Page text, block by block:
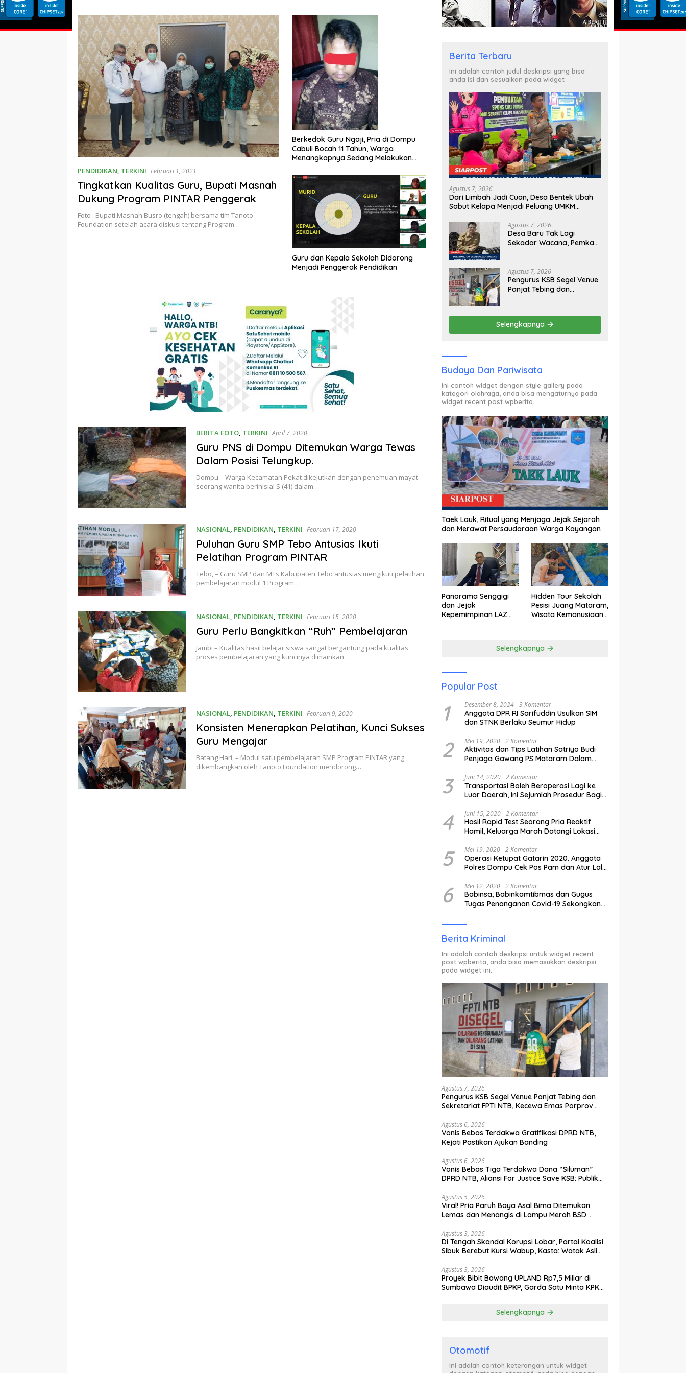
Bantuan Tak Kunjung Tuntas
PENDIDIKAN, TERKINI Februari 1, 2021
Tingkatkan Kualitas Guru, Bupati Masnah
Dukung Program PINTAR Penggerak
Foto : Bupati Masnah Busro (tengah) bersama tim Tanoto
Foundation setelah acara diskusi tentang Program…
Berkedok Guru Ngaji, Pria di Dompu
Cabuli Bocah 11 Tahun, Warga
Menangkapnya Sedang Melakukan
Guru dan Kepala Sekolah Didorong
Menjadi Penggerak Pendidikan
BERITA FOTO, TERKINI April 7, 2020
Guru PNS di Dompu Ditemukan Warga Tewas
Dalam Posisi Telungkup.
Dompu – Warga Kecamatan Pekat dikejutkan dengan penemuan mayat
seorang wanita berinisial S (41) dalam…
NASIONAL PENDIDIKAN TERKINI Februari 17, 2020
Puluhan Guru SMP Tebo Antusias Ikuti
Pelatihan Program PINTAR
Tebo, – Guru SMP dan MTs Kabupaten Tebo antusias mengikuti pelatihan
pembelajaran modul 1 Program…
NASIONAL, PENDIDIKAN, TERKINI Februari 15, 2020
Guru Perlu Bangkitkan “Ruh” Pembelajaran
Jambi – Kualitas hasil belajar siswa sangat bergantung pada kualitas
proses pembelajaran yang kuncinya dimainkan…
NASIONAL, PENDIDIKAN, TERKINI Februari 9, 2020
Konsisten Menerapkan Pelatihan, Kunci Sukses
Guru Mengajar
Batang Hari, – Modul satu pembelajaran SMP Program PINTAR yang
dikembangkan oleh Tanoto Foundation mendorong…
Berita Terbaru
Ini adalah contoh judul deskripsi yang bisa
anda isi dan sesuaikan pada widget
Agustus 7, 2026
Dari Limbah Jadi Cuan, Desa Bentek Ubah
Sabut Kelapa Menjadi Peluang UMKM
Agustus 7, 2026
Desa Baru Tak Lagi
Sekadar Wacana, Pemkab
Agustus 7, 2026
Pengurus KSB Segel Venue
Panjat Tebing dan
Beralih Ke Dompu
Selengkapnya
Budaya Dan Pariwisata
Ini contoh widget dengan style gallery pada
kategori olahraga, anda bisa mengaturnya pada
widget recent post wpberita.
Taek Lauk, Ritual yang Menjaga Jejak Sejarah
dan Merawat Persaudaraan Warga Kayangan
Panorama Senggigi
dan Jejak
Kepemimpinan LAZ
Hidden Tour Sekolah
Pesisi Juang Mataram,
Wisata Kemanusiaan
Selengkapnya
Popular Post
1 Desember 8, 2024 3 Komentar
Anggota DPR RI Sarifuddin Usulkan SIM
dan STNK Berlaku Seumur Hidup
2 Mei 19, 2020 2 Komentar
Aktivitas dan Tips Latihan Satriyo Budi
Penjaga Gawang PS Mataram Dalam
3 Juni 14, 2020 2 Komentar
Transportasi Boleh Beroperasi Lagi ke
Luar Daerah, Ini Sejumlah Prosedur Bagi
4 Juni 15, 2020 2 Komentar
Hasil Rapid Test Seorang Pria Reaktif
Hamil, Keluarga Marah Datangi Lokasi
5 Mei 19, 2020 2 Komentar
Operasi Ketupat Gatarin 2020. Anggota
Polres Dompu Cek Pos Pam dan Atur Lalu
6 Mei 12, 2020 2 Komentar
Babinsa, Babinkamtibmas dan Gugus
Tugas Penanganan Covid-19 Sekongkang
ODP.
Berita Kriminal
Ini adalah contoh deskripsi untuk widget recent
post wpberita, anda bisa memasukkan deskripsi
pada widget ini.
Agustus 7, 2026
Pengurus KSB Segel Venue Panjat Tebing dan
Sekretariat FPTI NTB, Kecewa Emas Porprov
Agustus 6, 2026
Vonis Bebas Terdakwa Gratifikasi DPRD NTB,
Kejati Pastikan Ajukan Banding
Agustus 6, 2026
Vonis Bebas Tiga Terdakwa Dana “Siluman”
DPRD NTB, Aliansi For Justice Save KSB: Publik
Agustus 5, 2026
Viral! Pria Paruh Baya Asal Bima Ditemukan
Lemas dan Menangis di Lampu Merah BSD
Agustus 3, 2026
Di Tengah Skandal Korupsi Lobar, Partai Koalisi
Sibuk Berebut Kursi Wabup, Kasta: Watak Asli
Agustus 3, 2026
Proyek Bibit Bawang UPLAND Rp7,5 Miliar di
Sumbawa Diaudit BPKP, Garda Satu Minta KPK
Selengkapnya
Otomotif
Ini adalah contoh keterangan untuk widget